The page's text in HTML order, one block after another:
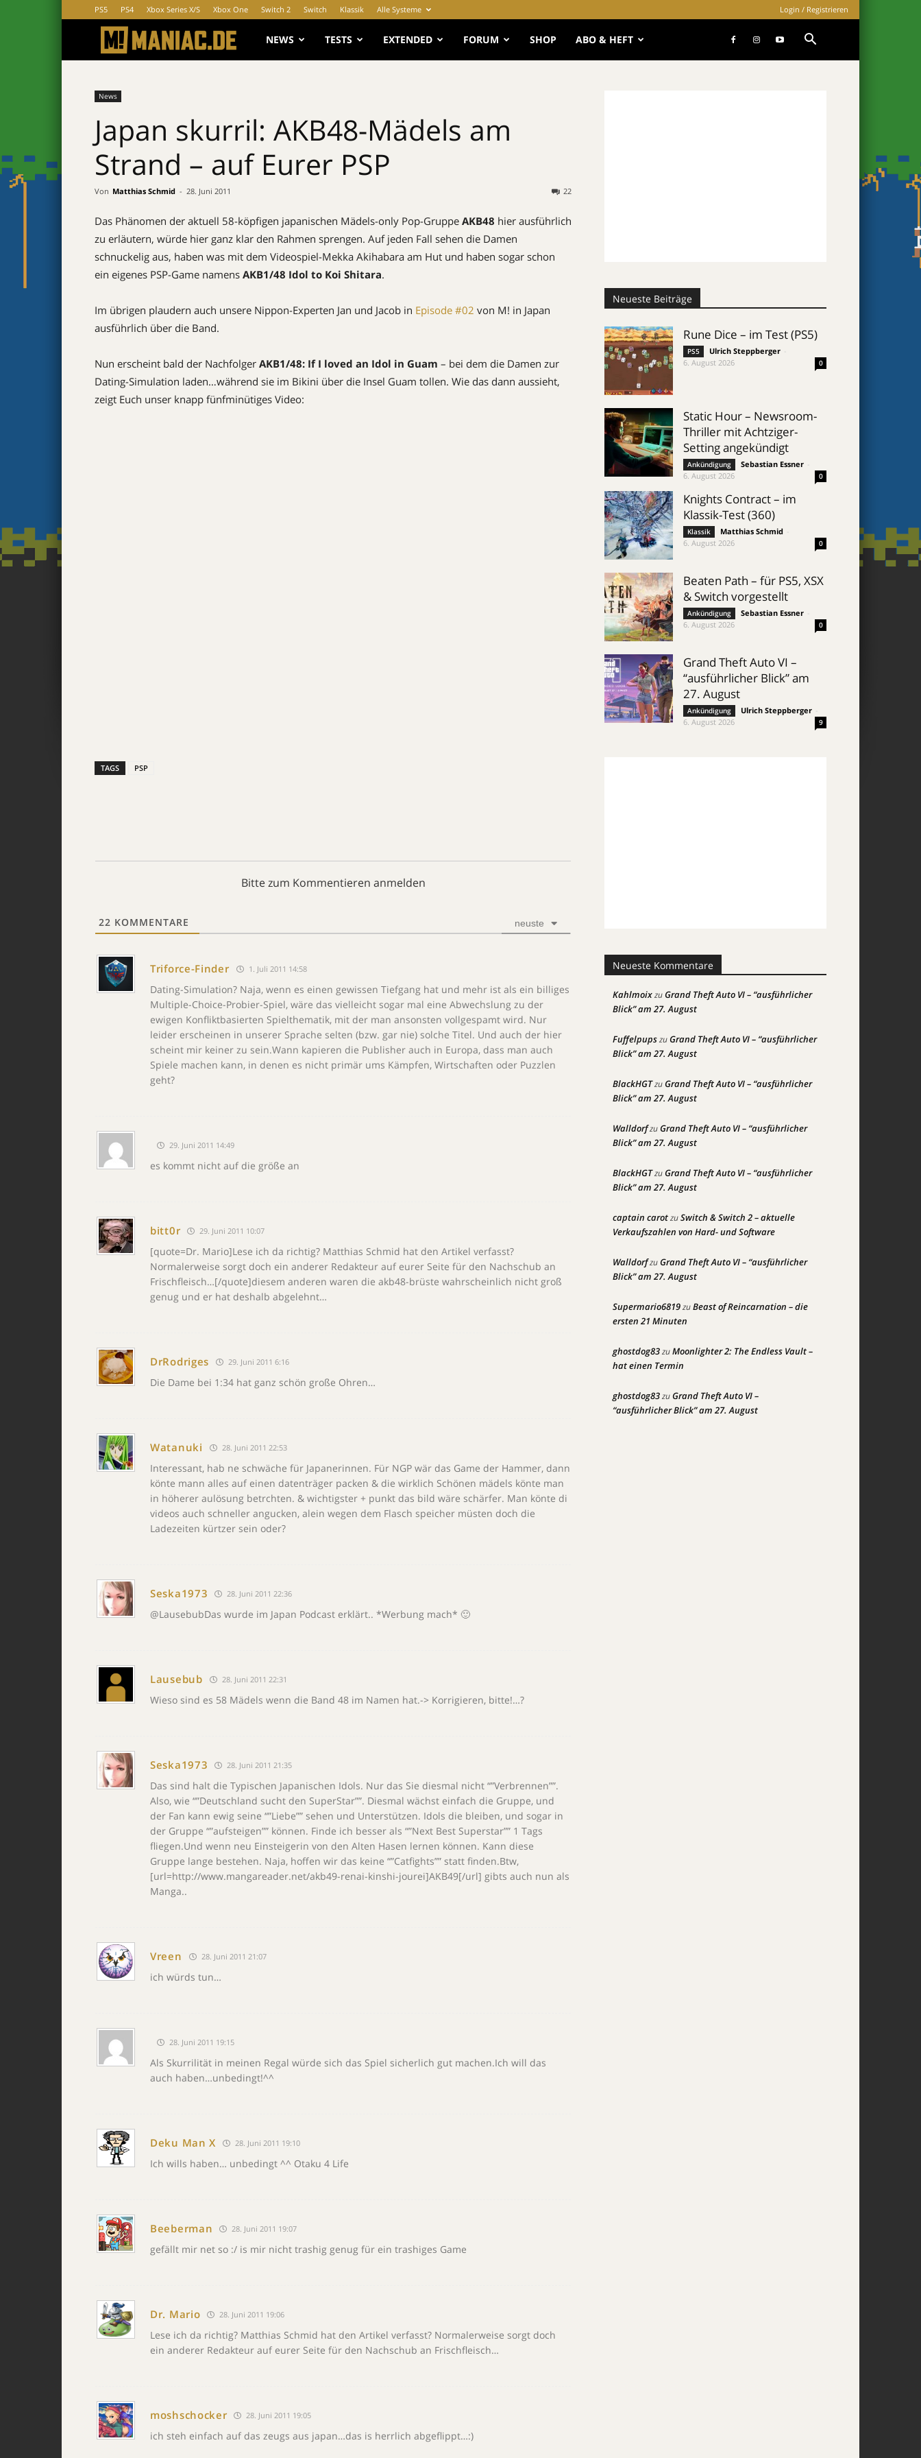
PS5 PS4 Xbox Series X/S Xbox One Switch 2 Switch Klassik Alle Systeme Login / Registrieren
MANIAC.de
NEWS TESTS EXTENDED FORUM SHOP ABO & HEFT
News
Japan skurril: AKB48-Mädels am
Strand – auf Eurer PSP
Von Matthias Schmid - 28. Juni 2011 22
Das Phänomen der aktuell 58-köpfigen japanischen Mädels-only Pop-Gruppe AKB48 hier ausführlich
zu erläutern, würde hier ganz klar den Rahmen sprengen. Auf jeden Fall sehen die Damen
schnuckelig aus, haben was mit dem Videospiel-Mekka Akihabara am Hut und haben sogar schon
ein eigenes PSP-Game namens AKB1/48 Idol to Koi Shitara.
Im übrigen plaudern auch unsere Nippon-Experten Jan und Jacob in Episode #02 von M! in Japan
ausführlich über die Band.
Nun erscheint bald der Nachfolger AKB1/48: If I loved an Idol in Guam – bei dem die Damen zur
Dating-Simulation laden…während sie im Bikini über die Insel Guam tollen. Wie das dann aussieht,
zeigt Euch unser knapp fünfminütiges Video:
TAGS PSP
Bitte zum Kommentieren anmelden
22 KOMMENTARE neuste
Triforce-Finder 1. Juli 2011 14:58
Dating-Simulation? Naja, wenn es einen gewissen Tiefgang hat und mehr ist als ein billiges
Multiple-Choice-Probier-Spiel, wäre das vielleicht sogar mal eine Abwechslung zu der
ewigen Konfliktbasierten Spielthematik, mit der man ansonsten vollgespamt wird. Nur
leider erscheinen in unserer Sprache selten (bzw. gar nie) solche Titel. Und auch der hier
scheint mir keiner zu sein.Wann kapieren die Publisher auch in Europa, dass man auch
Spiele machen kann, in denen es nicht primär ums Kämpfen, Wirtschaften oder Puzzlen
geht?
29. Juni 2011 14:49
es kommt nicht auf die größe an
bitt0r 29. Juni 2011 10:07
[quote=Dr. Mario]Lese ich da richtig? Matthias Schmid hat den Artikel verfasst?
Normalerweise sorgt doch ein anderer Redakteur auf eurer Seite für den Nachschub an
Frischfleisch…[/quote]diesem anderen waren die akb48-brüste wahrscheinlich nicht groß
genug und er hat deshalb abgelehnt…
DrRodriges 29. Juni 2011 6:16
Die Dame bei 1:34 hat ganz schön große Ohren…
Watanuki 28. Juni 2011 22:53
Interessant, hab ne schwäche für Japanerinnen. Für NGP wär das Game der Hammer, dann
könte mann alles auf einen datenträger packen & die wirklich Schönen mädels könte man
in höherer aulösung betrchten. & wichtigster + punkt das bild wäre schärfer. Man könte di
videos auch schneller angucken, alein wegen dem Flasch speicher müsten doch die
Ladezeiten kürtzer sein oder?
Seska1973 28. Juni 2011 22:36
@LausebubDas wurde im Japan Podcast erklärt.. *Werbung mach* 🙂
Lausebub 28. Juni 2011 22:31
Wieso sind es 58 Mädels wenn die Band 48 im Namen hat.-> Korrigieren, bitte!…?
Seska1973 28. Juni 2011 21:35
Das sind halt die Typischen Japanischen Idols. Nur das Sie diesmal nicht “”Verbrennen””.
Also, wie “”Deutschland sucht den SuperStar””. Diesmal wächst einfach die Gruppe, und
der Fan kann ewig seine “”Liebe”” sehen und Unterstützen. Idols die bleiben, und sogar in
der Gruppe “”aufsteigen”” können. Finde ich besser als “”Next Best Superstar”” 1 Tags
fliegen.Und wenn neu Einsteigerin von den Alten Hasen lernen können. Kann diese
Gruppe lange bestehen. Naja, hoffen wir das keine “”Catfights”” statt finden.Btw,
[url=http://www.mangareader.net/akb49-renai-kinshi-jourei]AKB49[/url] gibts auch nun als
Manga..
Vreen 28. Juni 2011 21:07
ich würds tun…
28. Juni 2011 19:15
Als Skurrilität in meinen Regal würde sich das Spiel sicherlich gut machen.Ich will das
auch haben…unbedingt!^^
Deku Man X 28. Juni 2011 19:10
Ich wills haben… unbedingt ^^ Otaku 4 Life
Beeberman 28. Juni 2011 19:07
gefällt mir net so :/ is mir nicht trashig genug für ein trashiges Game
Dr. Mario 28. Juni 2011 19:06
Lese ich da richtig? Matthias Schmid hat den Artikel verfasst? Normalerweise sorgt doch
ein anderer Redakteur auf eurer Seite für den Nachschub an Frischfleisch…
moshschocker 28. Juni 2011 19:05
ich steh einfach auf das zeugs aus japan…das is herrlich abgeflippt…:)
Neueste Beiträge
Rune Dice – im Test (PS5)
PS5 Ulrich Steppberger
6. August 2026
0
Static Hour – Newsroom-
Thriller mit Achtziger-
Setting angekündigt
Ankündigung Sebastian Essner
6. August 2026
0
Knights Contract – im
Klassik-Test (360)
Klassik Matthias Schmid
6. August 2026
0
Beaten Path – für PS5, XSX
& Switch vorgestellt
Ankündigung Sebastian Essner
6. August 2026
0
Grand Theft Auto VI –
“ausführlicher Blick” am
27. August
Ankündigung Ulrich Steppberger
6. August 2026
9
Neueste Kommentare
KahlmoixzuGrand Theft Auto VI – “ausführlicher
Blick” am 27. August
FuffelpupszuGrand Theft Auto VI – “ausführlicher
Blick” am 27. August
BlackHGTzuGrand Theft Auto VI – “ausführlicher
Blick” am 27. August
WalldorfzuGrand Theft Auto VI – “ausführlicher
Blick” am 27. August
BlackHGTzuGrand Theft Auto VI – “ausführlicher
Blick” am 27. August
captain carotzuSwitch & Switch 2 – aktuelle
Verkaufszahlen von Hard- und Software
WalldorfzuGrand Theft Auto VI – “ausführlicher
Blick” am 27. August
Supermario6819zuBeast of Reincarnation – die
ersten 21 Minuten
ghostdog83zuMoonlighter 2: The Endless Vault –
hat einen Termin
ghostdog83zuGrand Theft Auto VI –
“ausführlicher Blick” am 27. August